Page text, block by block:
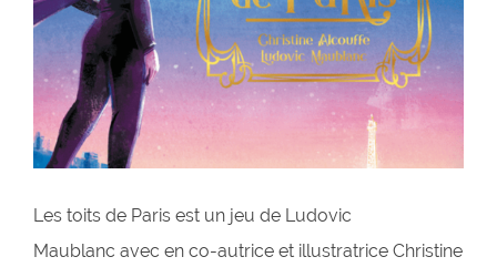
Les toits de Paris est un jeu de Ludovic
Maublanc avec en co-autrice et illustratrice Christine